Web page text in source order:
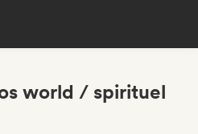
world / spirituel